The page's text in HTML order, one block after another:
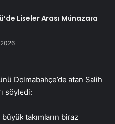
Liseler Arası Münazara
2026
Dolmabahçe’de atan Salih
söyledi:
büyük takımların biraz